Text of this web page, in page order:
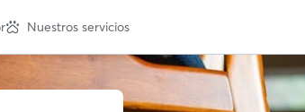
Nuestros servicios